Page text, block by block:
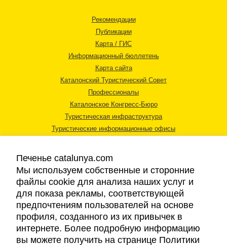
Рекомендации
Публикации
Карта / ГИС
Информационный бюллетень
Карта сайта
Каталонский Туристический Совет
Профессионалы
Каталонское Конгресс-Бюро
Туристическая инфраструктура
Туристические информационные офисы
Правовая информация
Cookies
Доступность
Печенье catalunya.com
Мы используем собственные и сторонние
файлы cookie для анализа наших услуг и
для показа рекламы, соответствующей
предпочтениям пользователей на основе
профиля, созданного из их привычек в
интернете. Более подробную информацию
вы можете получить на странице Политики